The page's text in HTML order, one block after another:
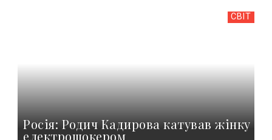
СВІТ
Росія: Родич Кадирова катував жінку
електрошокером